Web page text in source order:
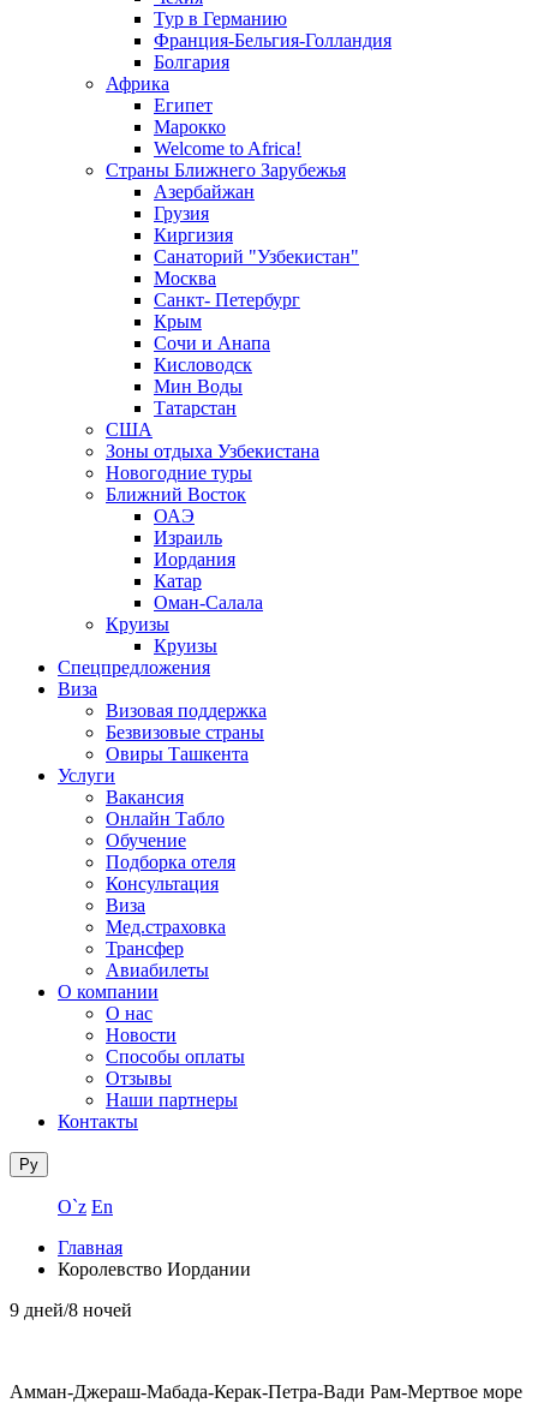
Тур в Германию
Франция-Бельгия-Голландия
Болгария
Африка
Египет
Марокко
Welcome to Africa!
Страны Ближнего Зарубежья
Азербайжан
Грузия
Киргизия
Санаторий "Узбекистан"
Москва
Санкт- Петербург
Крым
Сочи и Анапа
Кисловодск
Мин Воды
Татарстан
США
Зоны отдыха Узбекистана
Новогодние туры
Ближний Восток
ОАЭ
Израиль
Иордания
Катар
Оман-Салала
Круизы
Круизы
Спецпредложения
Виза
Визовая поддержка
Безвизовые страны
Овиры Ташкента
Услуги
Вакансия
Онлайн Табло
Обучение
Подборка отеля
Консультация
Виза
Мед.страховка
Трансфер
Авиабилеты
О компании
О нас
Новости
Способы оплаты
Отзывы
Наши партнеры
Контакты
Ру
O`z En
Главная
Королевство Иордании
9 дней/8 ночей
Амман-Джераш-Мабада-Керак-Петра-Вади Рам-Мертвое море